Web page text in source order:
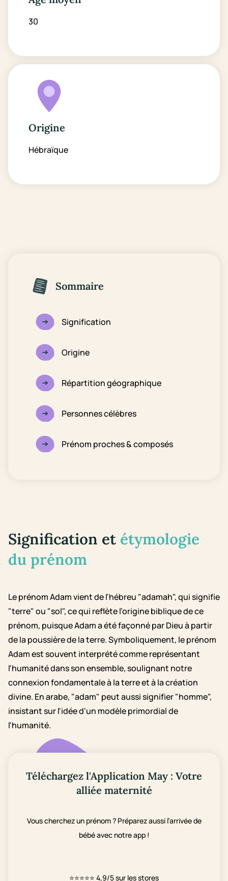
30
Origine
Hébraïque
Sommaire
Signification
Origine
Répartition géographique
Personnes célèbres
Prénom proches & composés
Signification et étymologie
du prénom
Le prénom Adam vient de l'hébreu "adamah", qui signifie
"terre" ou "sol", ce qui reflète l’origine biblique de ce
prénom, puisque Adam a été façonné par Dieu à partir
de la poussière de la terre. Symboliquement, le prénom
Adam est souvent interprété comme représentant
l'humanité dans son ensemble, soulignant notre
connexion fondamentale à la terre et à la création
divine. En arabe, "adam" peut aussi signifier "homme",
insistant sur l'idée d'un modèle primordial de
l'humanité.
Téléchargez l'Application May : Votre
alliée maternité
Vous cherchez un prénom ? Préparez aussi l’arrivée de
bébé avec notre app !
⭐⭐⭐⭐⭐ 4,9/5 sur les stores